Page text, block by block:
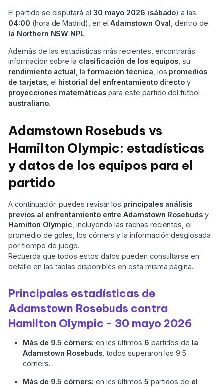
El partido se disputará el30 mayo 2026 (sábado) a las
04:00 (hora de Madrid), en elAdamstown Oval , dentro de
la Northern NSW NPL.
Además de las estadísticas más recientes, encontrarás
información sobre la clasificación de los equipos , su
rendimiento actual , laformación técnica , los promedios
de tarjetas , el historial del enfrentamiento directo y
proyecciones matemáticas para este partido del fútbol
australiano.
Adamstown Rosebuds vs
Hamilton Olympic: estadísticas
y datos de los equipos para el
partido
A continuación puedes revisar los principales análisis
previos al enfrentamiento entre Adamstown Rosebuds y
Hamilton Olympic , incluyendo las rachas recientes, el
promedio de goles, los córners y la información desglosada
por tiempo de juego.
Recuerda que todos estos datos pueden consultarse en
detalle en las tablas disponibles en esta misma página.
Principales estadísticas de
Adamstown Rosebuds contra
Hamilton Olympic - 30 mayo 2026
Más de 9.5 córners: en los últimos 6 partidos de la
Adamstown Rosebuds, todos superaron los 9.5
córners.
Más de 9.5 córners: en los últimos5 partidos de el